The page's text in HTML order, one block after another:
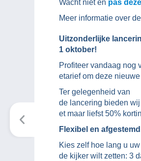
Wacht niet en pas
Meer informatie over
Uitzonderlijke
1 oktober!
Profiteer vandaag nog
etarief om deze
Ter gelegenheid van
de lancering bieden
et maar liefst 50%
Flexibel en
Kies zelf hoe lang u
de kijker wilt zetten: 3